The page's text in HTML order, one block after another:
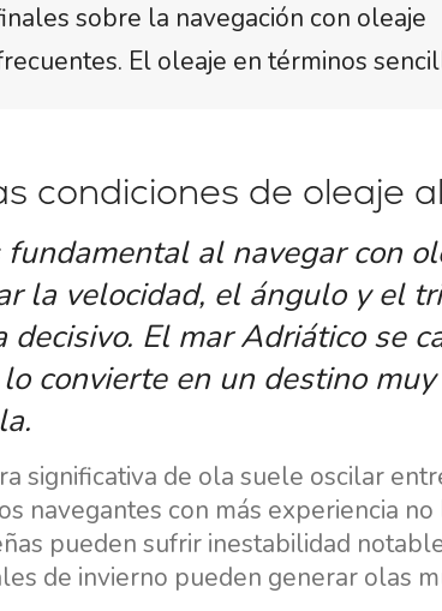
sobre la navegación con oleaje
El oleaje en términos
condiciones de oleaje
fundamental al navegar con
la velocidad, el ángulo y el
El mar Adriático se
convierte en un destino
significativa de ola suele oscilar
navegantes con más experiencia
pueden sufrir inestabilidad
de invierno pueden generar olas